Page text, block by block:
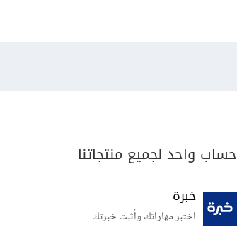
حساب واحد لجميع منتجاتنا
خبرة
اختبر مهاراتك وأثبت خبرتك